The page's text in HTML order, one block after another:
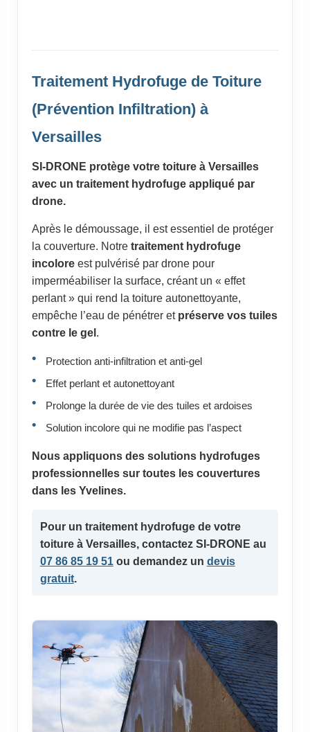
Traitement Hydrofuge de Toiture
(Prévention Infiltration) à
Versailles
SI-DRONE protège votre toiture à Versailles
avec un traitement hydrofuge appliqué par
drone.
Après le démoussage, il est essentiel de protéger
la couverture. Notre traitement hydrofuge
incoloreest pulvérisé par drone pour
imperméabiliser la surface, créant un « effet
perlant » qui rend la toiture autonettoyante,
empêche l’eau de pénétrer et préserve vos tuiles
contre le gel .
Protection anti-infiltration et anti-gel
Effet perlant et autonettoyant
Prolonge la durée de vie des tuiles et ardoises
Solution incolore qui ne modifie pas l’aspect
Nous appliquons des solutions hydrofuges
professionnelles sur toutes les couvertures
dans les Yvelines.
Pour un traitement hydrofugede votre
toiture à Versailles, contactez SI-DRONE au
07 86 85 19 51ou demandez un devis
gratuit.